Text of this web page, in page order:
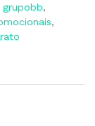
grupobb,
,